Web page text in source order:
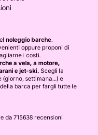
noleggio barche.
oppure proponi di
i costi.
a vela, a motore,
e jet-ski. Scegli la
(giorno, settimana...) e
barca per fargli tutte le
da 715638 recensioni